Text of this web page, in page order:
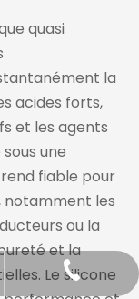
quasi
la
acides forts,
et les agents
une
fiable pour
notamment les
ou la
et la
Le silicone